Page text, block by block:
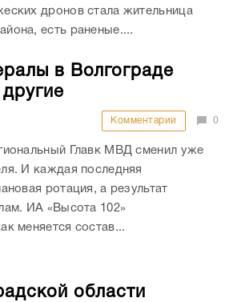
дронов стала жительница
есть раненые....
в Волгограде
Комментарии 0
Главк МВД сменил уже
И каждая последняя
ротация, а результат
ИА «Высота 102»
меняется состав...
области